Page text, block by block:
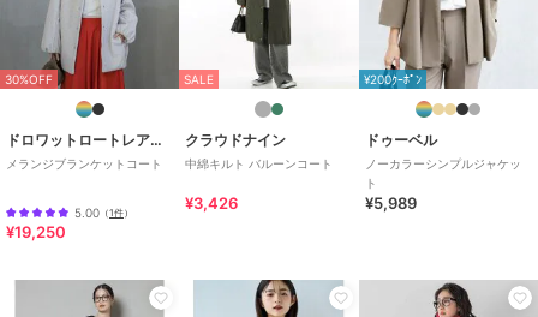
特徴
アウター・ジャケット・コート
/ウール
ライ
フスタイル/ストレート
ノーカラーコート
ナイロン /ウール/無地
ライ
原産国
30%OFF
ドロワットロートレアモン
メランジブランケットコート
5.00 （1件）
¥19,250
SALE
クラウドナイン
中綿キルト バルーンコート
¥3,426
¥200ｸｰﾎﾟﾝ
ドゥーベル
ノーカラーシンプルジャケッ
ト
¥5,989